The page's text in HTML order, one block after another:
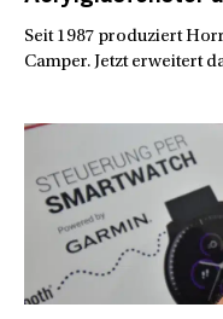
Seit 1987 produziert
Camper. Jetzt erweitert